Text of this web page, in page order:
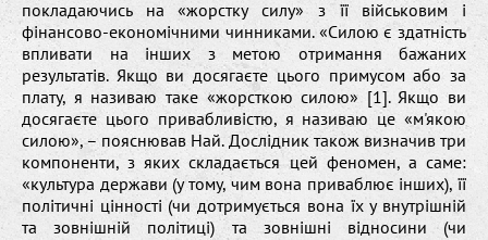
покладаючись на «жорстку силу» з її військовим і
фінансово-економічними чинниками. «Силою є здатність
впливати на інших з метою отримання бажаних
результатів. Якщо ви досягаєте цього примусом або за
плату, я називаю таке «жорсткою силою» [1]. Якщо ви
досягаєте цього привабливістю, я називаю це «м'якою
силою», – пояснював Най. Дослідник також визначив три
компоненти, з яких складається цей феномен, а саме:
«культура держави (у тому, чим вона приваблює інших), її
політичні цінності (чи дотримується вона їх у внутрішній
та зовнішній політиці) та зовнішні відносини (чи